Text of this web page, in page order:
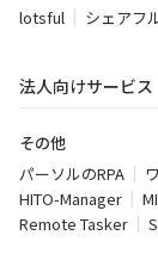
lotsful
シェアフ
法人向けサービス
その他
パーソルのRPA
HITO-Manager
Remote Tasker